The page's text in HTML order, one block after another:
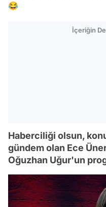
😂
İçeriğin
Haberciliği olsun,
gündem olan Ece
Oğuzhan Uğur'un